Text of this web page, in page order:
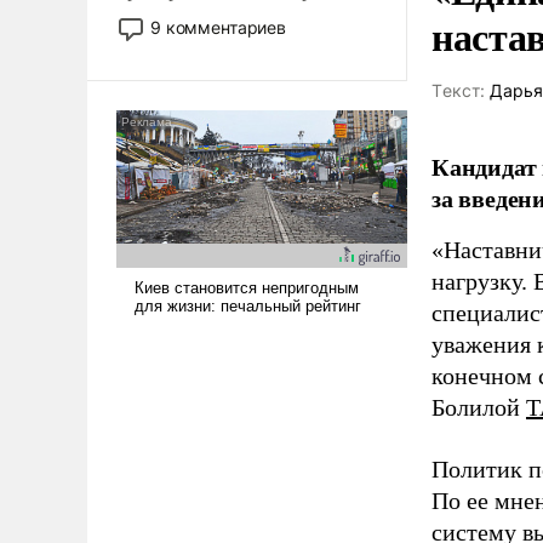
двигаемся по пути
революционных изменений.
псевдонаучной фантастики,
стало всерьез обсуждаемой
идеей.
9 комментариев
Tекст:
за
нагрузку.
уважения
конечном
Болилой
Политик
По ее
систему